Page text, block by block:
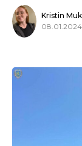
Kristin
08.01.2024